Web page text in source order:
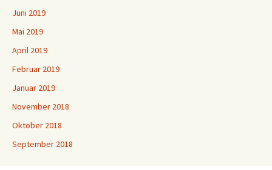
Juni 2019
Mai 2019
April 2019
Februar 2019
Januar 2019
November 2018
Oktober 2018
September 2018